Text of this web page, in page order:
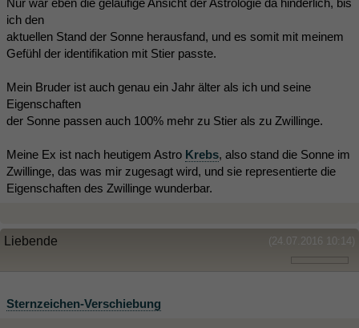
Nur war eben die geläufige Ansicht der Astrologie da hinderlich, bis
ich den
aktuellen Stand der Sonne herausfand, und es somit mit meinem
Gefühl der identifikation mit Stier passte.
Mein Bruder ist auch genau ein Jahr älter als ich und seine
Eigenschaften
der Sonne passen auch 100% mehr zu Stier als zu Zwillinge.
Meine Ex ist nach heutigem Astro Krebs, also stand die Sonne im
Zwillinge, das was mir zugesagt wird, und sie representierte die
Eigenschaften des Zwillinge wunderbar.
(24.07.2016 10:14)
Liebende
Sternzeichen-Verschiebung